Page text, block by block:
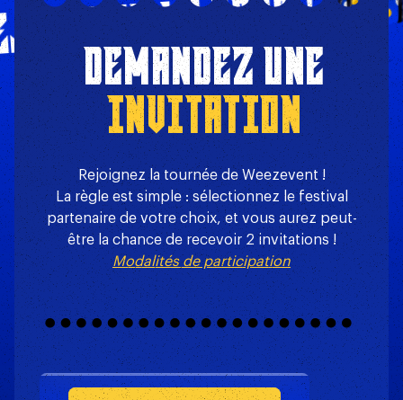
LE TOUR !
DEMANDEZ UNE
INVITATION
Rejoignez la tournée de Weezevent !
La règle est simple : sélectionnez le festival
partenaire de votre choix, et vous aurez peut-
être la chance de recevoir 2 invitations !
Modalités de participation